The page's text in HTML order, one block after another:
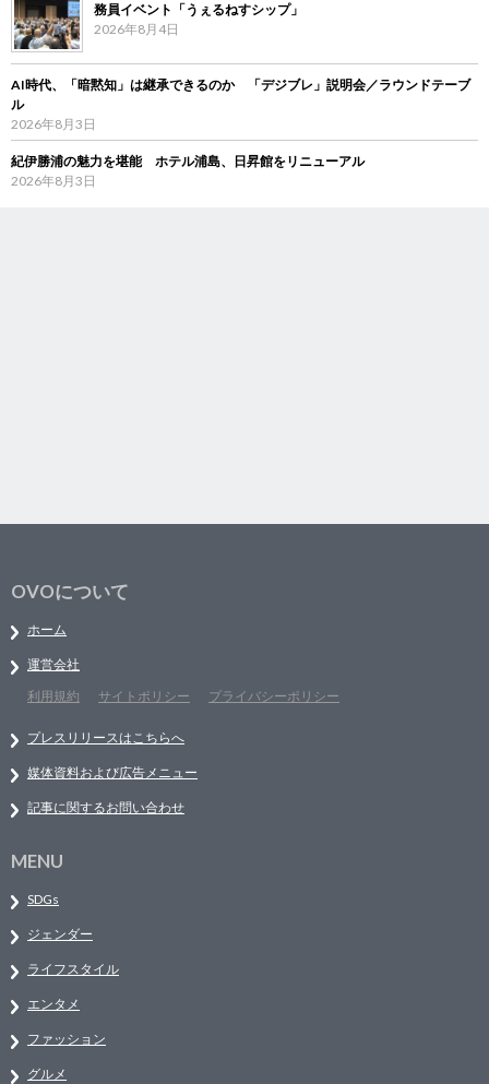
務員イベント「うぇるねすシップ」
2026年8月4日
AI時代、「暗黙知」は継承できるのか 「デジブレ」説明会／ラウンドテーブ
ル
2026年8月3日
紀伊勝浦の魅力を堪能 ホテル浦島、日昇館をリニューアル
2026年8月3日
OVOについて
ホーム
運営会社
利用規約
サイトポリシー プライバシーポリシー
プレスリリースはこちらへ
媒体資料および広告メニュー
記事に関するお問い合わせ
MENU
SDGs
ジェンダー
ライフスタイル
エンタメ
ファッション
グルメ